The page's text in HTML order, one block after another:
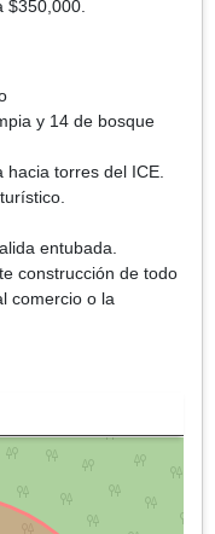
$350,000.
y 14 de bosque
torres del ICE.
entubada.
construcción de todo
comercio o la